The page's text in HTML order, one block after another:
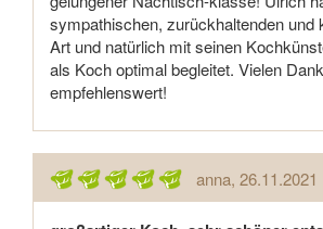
sympathischen, zurückhaltenden und
Art und natürlich mit seinen
als Koch optimal begleitet. Vielen
empfehlenswert!
anna, 26.11.2021